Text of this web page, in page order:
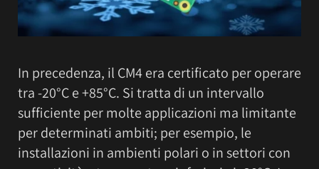
In precedenza, il CM4 era certificato per operare
tra -20°C e +85°C. Si tratta di un intervallo
sufficiente per molte applicazioni ma limitante
per determinati ambiti; per esempio, le
installazioni in ambienti polari o in settori con